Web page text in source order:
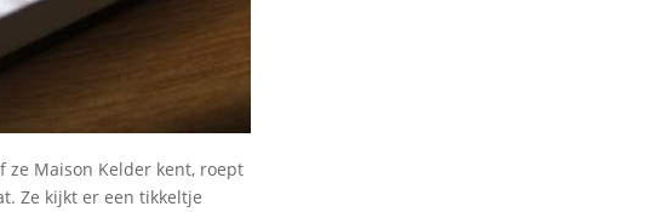
ze Maison Kelder kent, roept
Ze kijkt er een tikkeltje